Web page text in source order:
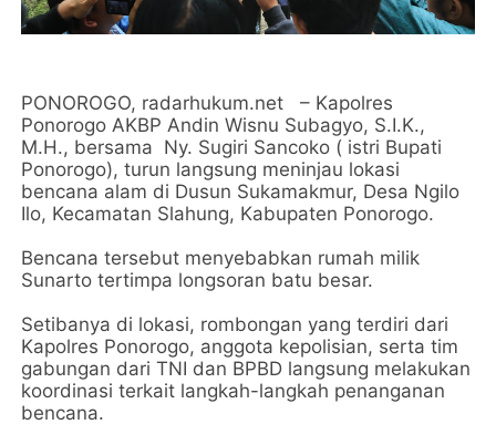
PONOROGO, radarhukum.net – Kapolres
Ponorogo AKBP Andin Wisnu Subagyo, S.I.K.,
M.H., bersama Ny. Sugiri Sancoko ( istri Bupati
Ponorogo), turun langsung meninjau lokasi
bencana alam di Dusun Sukamakmur, Desa Ngilo
Ilo, Kecamatan Slahung, Kabupaten Ponorogo.
Bencana tersebut menyebabkan rumah milik
Sunarto tertimpa longsoran batu besar.
Setibanya di lokasi, rombongan yang terdiri dari
Kapolres Ponorogo, anggota kepolisian, serta tim
gabungan dari TNI dan BPBD langsung melakukan
koordinasi terkait langkah-langkah penanganan
bencana.